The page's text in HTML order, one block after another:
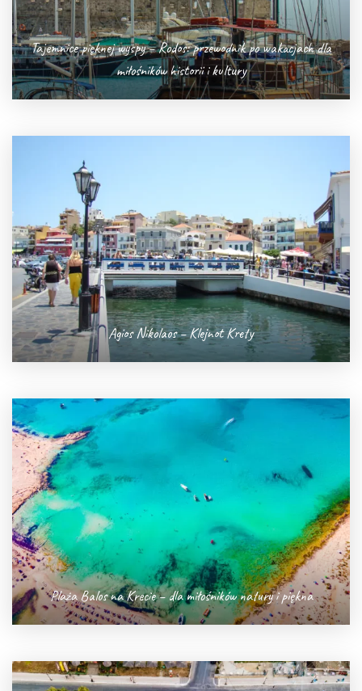
Tajemnice pięknej wyspy – Rodos: przewodnik po wakacjach dla
miłośników historii i kultury
Agios Nikolaos – Klejnot Krety
Plaża Balos na Krecie – dla miłośników natury i piękna